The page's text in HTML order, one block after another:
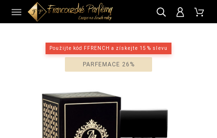
PARFEMACE 26%
Použijte kód FFRENCH a získejte 15 % slevu
CZ